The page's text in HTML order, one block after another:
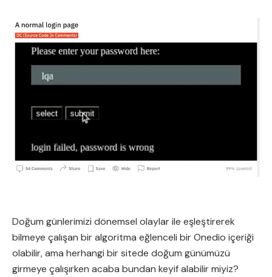
Doğum günlerimizi dönemsel olaylar ile eşleştirerek
bilmeye çalışan bir algoritma eğlenceli bir Onedio içeriği
olabilir, ama herhangi bir sitede doğum günümüzü
girmeye çalışırken acaba bundan keyif alabilir miyiz?